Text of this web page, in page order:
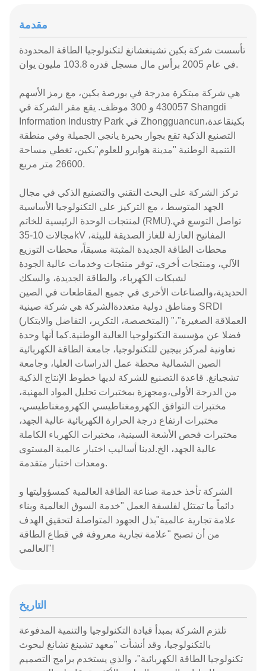
مقدمة
تأسست شركة بكين تشينغشانغ لتكنولوجيا الطاقة المحدودة
في عام 2005 برأس مال مسجل قدره 103.8 مليون يوان.
هي شركة مبتكرة مدرجة في بورصة بكين، مع رمز الأسهم
430057 و 300 موظف. يقع مقر الشركة في Shangdi
Information Industry Park في Zhongguancun،بكينقاعدة
التصنيع الذكية تقع بجوار بحيرة يانجي الجميلة وفي منطقة
التنمية الوطنية "مدينة هوايرو للعلوم"بكين، تغطي مساحة
26600 متر مربع.
تركز الشركة على البحث التقني والتصنيع الذكي في مجال
الجهد المتوسط ، مع التركيز على التكنولوجيا الأساسية
لمنتجات الوحدة الرئيسية للخاتم (RMU).تواصل التوسع في
مجالات 10-35kV المفاتيح العازلة للغاز الصديقة للبيئة،
محطات الطاقة الجديدة المثبتة مسبقاً، محطات التوزيع
الآلي، ومنتجات أخرى، توفر منتجات وخدمات عالية الجودة
لشبكات الكهرباء، والطاقة الجديدة، والسكك
الحديدية،والصناعات الأخرى في جميع المقاطعات في الصين
ومناطق دولية متعددةالشركة هي شركة صينية SRDI
(المتخصصة، التكرير، التفاضل والابتكار) "العملاقة الصغيرة"،
فضلا عن مؤسسة التكنولوجيا العالية الوطنية.كما أنها وحدة
تعاونية لمركز بيجين للتكنولوجيا، جامعة الطاقة الكهربائية
الصين الشمالية محطة عمل الدراسات العليا، وجامعة
تشجيانغ. قاعدة التصنيع للشركة لديها خطوط الإنتاج الذكية
من الدرجة الأولى،ومجهزة بمختبرات تحليل المواد المهنية،
مختبرات التوافق الكهرومغناطيسي الكهرومغناطيسي،
مختبرات ارتفاع درجة الحرارة الكهربائية عالية الجهد،
مختبرات فحص الأشعة السينية، مختبرات الكهرباء الكاملة
عالية الجهد، الخ.لدينا أساليب اختبار عالمية المستوى
ومعدات اختبار متقدمة.
الشركة تأخذ خدمة صناعة الطاقة العالمية كمسؤوليتها و
دائماً ما تمتثل لفلسفة العمل "خدمة السوق العالمية وبناء
علامة تجارية عالمية"بذل الجهود المتواصلة لتحقيق الهدف
من أن تصبح "علامة تجارية معروفة في قطاع الطاقة
العالمي"!
التاريخ
تلتزم الشركة بمبدأ قيادة التكنولوجيا والتنمية المدفوعة
بالتكنولوجيا، وقد أنشأت "معهد تشينغ تشانغ لبحوث
تكنولوجيا الطاقة الكهربائية"، والذي يستخدم برامج التصميم